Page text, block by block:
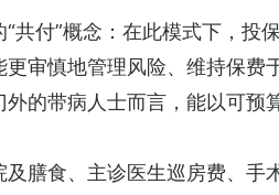
共付”概念：在此模式下，
更审慎地管理风险、维持保
的带病人士而言，能以可预
及膳食、主诊医生巡房费、